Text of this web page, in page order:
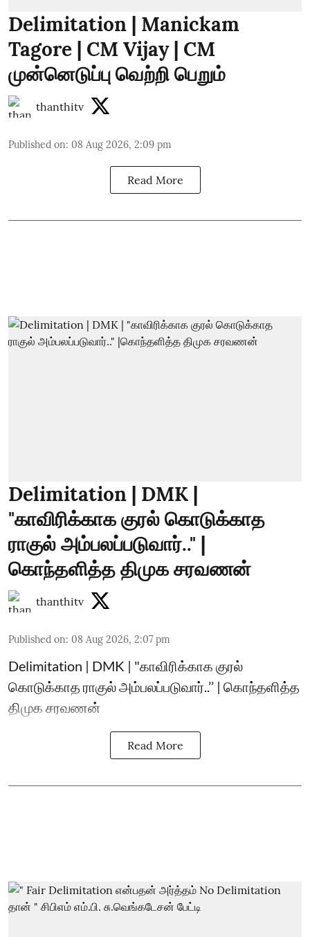
Delimitation | Manickam
Tagore | CM Vijay | CM
முன்னெடுப்பு வெற்றி பெறும்
thanthitv
Published on: 08 Aug 2026, 2:09 pm
Read More
Delimitation | DMK |
"காவிரிக்காக குரல் கொடுக்காத
ராகுல் அம்பலப்படுவார்.." |
கொந்தளித்த திமுக சரவணன்
thanthitv
Published on: 08 Aug 2026, 2:07 pm
Delimitation | DMK | "காவிரிக்காக குரல்
கொடுக்காத ராகுல் அம்பலப்படுவார்..’’ | கொந்தளித்த
திமுக சரவணன்
Read More